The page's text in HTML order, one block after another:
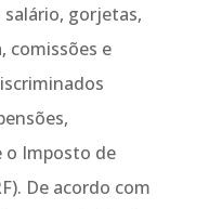
gorjetas,
comissões e
o Imposto de
De acordo com